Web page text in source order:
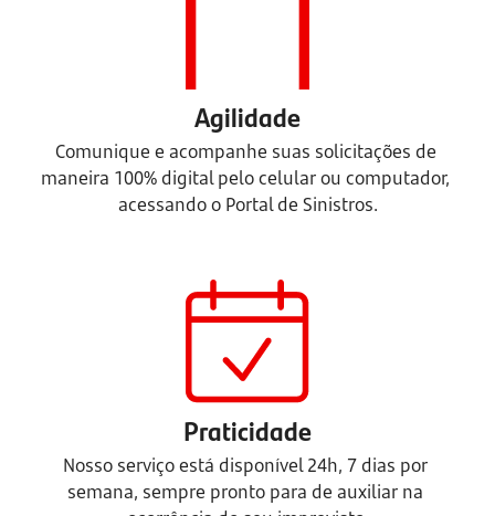
Agilidade
Comunique e acompanhe suas solicitações de
maneira 100% digital pelo celular ou computador,
acessando o Portal de Sinistros.
Praticidade
Nosso serviço está disponível 24h, 7 dias por
semana, sempre pronto para de auxiliar na